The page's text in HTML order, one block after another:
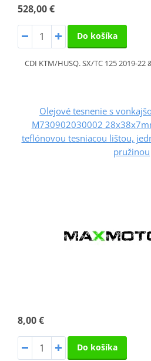
528,00 €
Do košíka
CDI KTM/HUSQ. SX/TC 125 2019-22
Olejové tesnenie s
M730902030002
teflónovou tesniacou lištou,
pružinou
8,00 €
Do košíka